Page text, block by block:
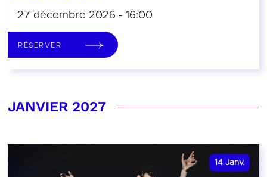
27 décembre 2026 - 16:00
RÉSERVER
JANVIER 2027
14 Janv.